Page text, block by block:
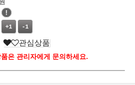
!
+1 -1
관심상품
은 관리자에게 문의하세요.